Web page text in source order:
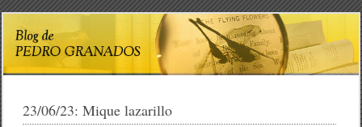
23/06/23:Mique lazarillo